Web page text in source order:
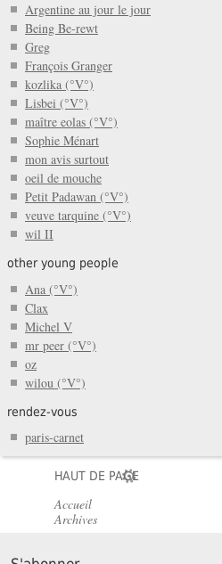
Argentine au jour le jour
Being Be-rewt
Greg
François Granger
kozlika (°V°)
Lisbei (°V°)
maître eolas (°V°)
Sophie Ménart
mon avis surtout
oeil de mouche
Petit Padawan (°V°)
veuve tarquine (°V°)
wil II
other young people
Ana (°V°)
Clax
Michel V
mr peer (°V°)
oz
wilou (°V°)
rendez-vous
paris-carnet
HAUT DE PAGE
Accueil
Archives